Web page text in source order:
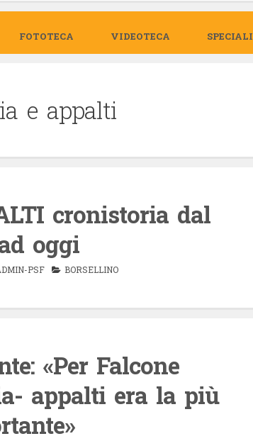
FOTOTECA VIDEOTECA SPECIALI
e appalti
cronistoria dal
oggi
PSF BORSELLINO
«Per Falcone
appalti era la più